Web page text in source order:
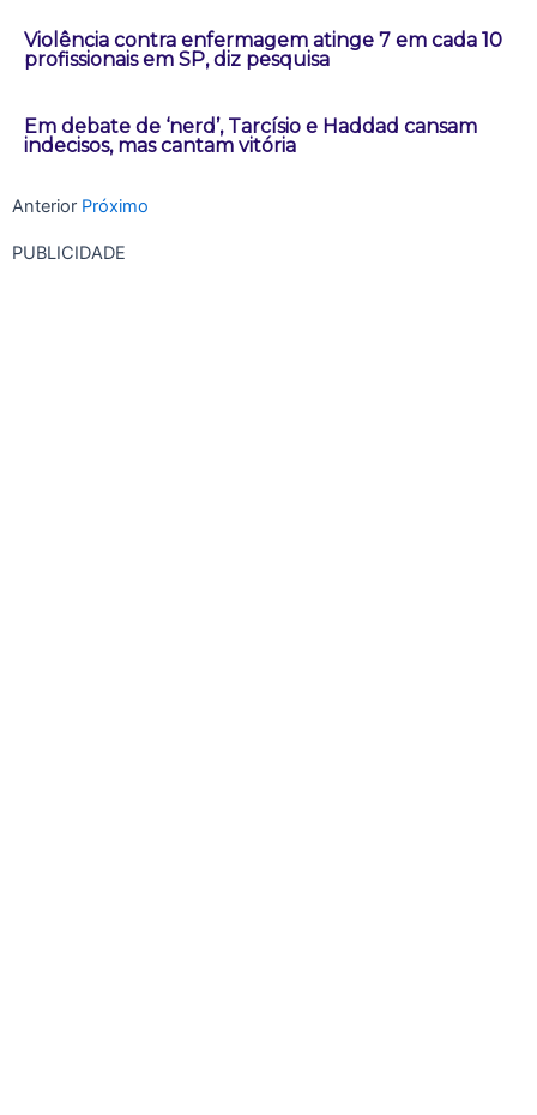
Violência contra enfermagem atinge 7 em cada 10
profissionais em SP, diz pesquisa
Em debate de ‘nerd’, Tarcísio e Haddad cansam
indecisos, mas cantam vitória
Anterior Próximo
PUBLICIDADE